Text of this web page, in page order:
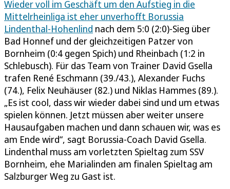
Wieder voll im Geschäft um den Aufstieg in die
Mittelrheinliga ist eher unverhofft Borussia
Lindenthal-Hohenlind nach dem 5:0 (2:0)-Sieg über
Bad Honnef und der gleichzeitigen Patzer von
Bornheim (0:4 gegen Spich) und Rheinbach (1:2 in
Schlebusch). Für das Team von Trainer David Gsella
trafen René Eschmann (39./43.), Alexander Fuchs
(74.), Felix Neuhäuser (82.) und Niklas Hammes (89.).
„Es ist cool, dass wir wieder dabei sind und um etwas
spielen können. Jetzt müssen aber weiter unsere
Hausaufgaben machen und dann schauen wir, was es
am Ende wird“, sagt Borussia-Coach David Gsella.
Lindenthal muss am vorletzten Spieltag zum SSV
Bornheim, ehe Marialinden am finalen Spieltag am
Salzburger Weg zu Gast ist.